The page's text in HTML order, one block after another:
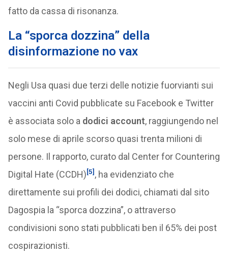
fatto da cassa di risonanza.
La “sporca dozzina” della
disinformazione no vax
Negli Usa quasi due terzi delle notizie fuorvianti sui
vaccini anti Covid pubblicate su Facebook e Twitter
è associata solo a dodici account, raggiungendo nel
solo mese di aprile scorso quasi trenta milioni di
persone. Il rapporto, curato dal Center for Countering
Digital Hate (CCDH)[5] , ha evidenziato che
direttamente sui profili dei dodici, chiamati dal sito
Dagospia la “sporca dozzina”, o attraverso
condivisioni sono stati pubblicati ben il 65% dei post
cospirazionisti.